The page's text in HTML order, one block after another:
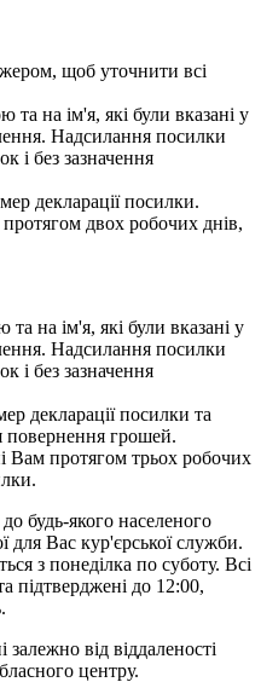
щоб уточнити всі
на ім'я, які були вказані у
Надсилання посилки
і без зазначення
декларації посилки.
двох робочих днів,
на ім'я, які були вказані у
Надсилання посилки
і без зазначення
посилки та
повернення грошей.
протягом трьох робочих
будь-якого населеного
для Вас кур'єрської служби.
з понеділка по суботу. Всі
підтверджені до 12:00,
від віддаленості
центру.